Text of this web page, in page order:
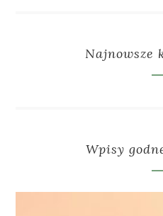
Najnowsze
Wpisy